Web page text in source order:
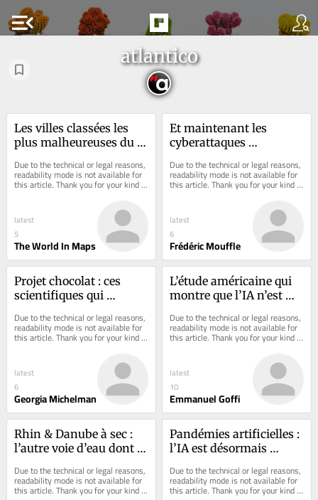
menu_open
atlantico
Les villes classées les
plus malheureuses du
Due to the technical or legal reasons,
readability mode is not available for
this article. Thank you for your kind
latest
5
The World In Maps
Et maintenant les
cyberattaques
réseaux de distribution
d’eau potable
Due to the technical or legal reasons,
readability mode is not available for
this article. Thank you for your kind
latest
6
Frédéric Mouffle
Projet chocolat : ces
scientifiques qui
perfectionner les délices
à base de cacao
Due to the technical or legal reasons,
readability mode is not available for
this article. Thank you for your kind
latest
6
Georgia Michelman
L’étude américaine qui
montre que l’IA n’est
maths
Due to the technical or legal reasons,
readability mode is not available for
this article. Thank you for your kind
latest
10
Emmanuel Goffi
Rhin & Danube à sec :
l’autre voie d’eau dont la
lourdement l’économie
européenne
Due to the technical or legal reasons,
readability mode is not available for
this article. Thank you for your kind
Pandémies artificielles :
l’IA est désormais
virus qui n’existent pas
dans la nature
Due to the technical or legal reasons,
readability mode is not available for
this article. Thank you for your kind